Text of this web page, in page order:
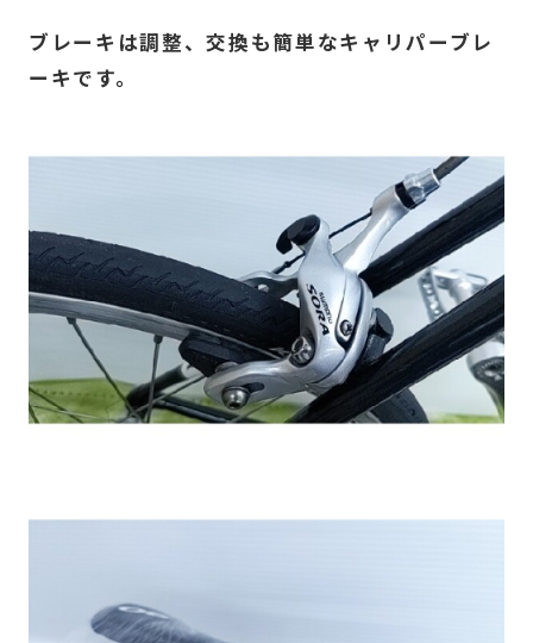
ブレーキは調整、交換も簡単なキャリパーブレ
ーキです。